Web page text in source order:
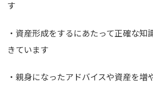
す
・資産形成をするにあたって正確な知
きています
・親身になったアドバイスや資産を増